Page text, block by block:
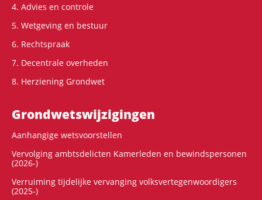
4. Advies en controle
5. Wetgeving en bestuur
6. Rechtspraak
7. Decentrale overheden
8. Herziening Grondwet
Grondwets­wijzigingen
Aanhangige wetsvoorstellen
Vervolging ambtsdelicten Kamerleden en bewindspersonen
(2026-)
Verruiming tijdelijke vervanging volksvertegenwoordigers
(2025-)